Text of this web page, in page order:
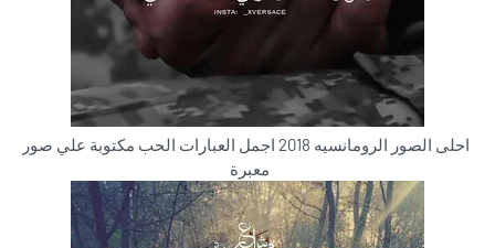
احلى الصور الرومانسيه 2018 اجمل العبارات الحب مكتوبة علي صور
معبرة